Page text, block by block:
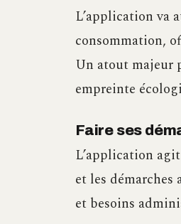
L’application va
consommation,
Un atout majeur
empreinte
Faire ses
L’application
et les
et besoins